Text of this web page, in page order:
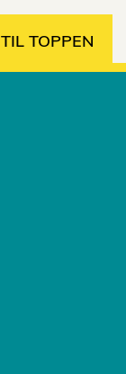
TIL TOPPEN